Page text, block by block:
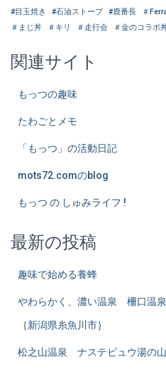
#目玉焼き #石油ストーブ #鹿番長 ＃
＃まじ丼
＃キリ ＃走行会 ＃金のコラボ
関連サイト
もっつの趣味
たわごとメモ
「もっつ」の活動日記
mots72.comのblog
もっつ の しゅみライフ !
最新の投稿
趣味で始める養蜂
やわらかく、濃い温泉 柵口温
｛新潟県糸魚川市｝
松之山温泉 ナステビュウ湯の山